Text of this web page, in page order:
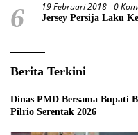
6 19 Februari 2018 0
Jersey Persija Laku
Berita Terkini
Dinas PMD Bersama Bupati
Pilrio Serentak 2026